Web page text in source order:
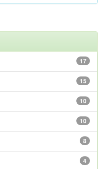
17
15
10
10
8
4